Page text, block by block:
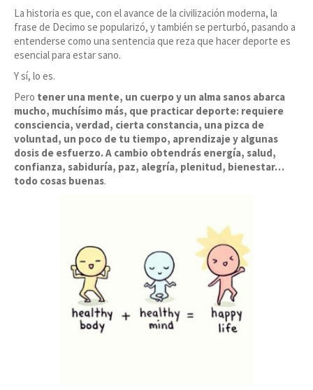
La historia es que, con el avance de la civilización moderna, la
frase de Decimo se popularizó, y también se perturbó, pasando a
entenderse como una sentencia que reza que hacer deporte es
esencial para estar sano.
Y sí, lo es.
Pero tener una mente, un cuerpo y un alma sanos abarca
mucho, muchísimo más, que practicar deporte: requiere
consciencia, verdad, cierta constancia, una pizca de
voluntad, un poco de tu tiempo, aprendizaje y algunas
dosis de esfuerzo. A cambio obtendrás energía, salud,
confianza, sabiduría, paz, alegría, plenitud, bienestar…
todo cosas buenas.